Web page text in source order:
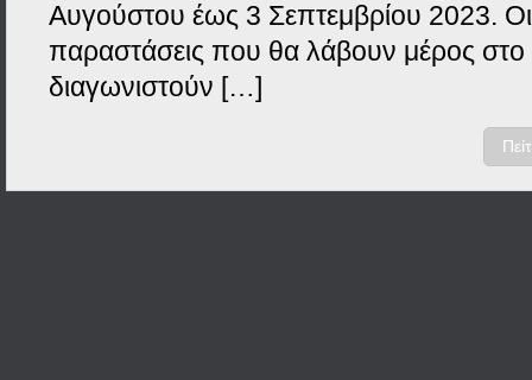
Αυγούστου έως 3 Σεπτεμβρίου 2023. Οι
παραστάσεις που θα λάβουν μέρος στο
διαγωνιστούν […]